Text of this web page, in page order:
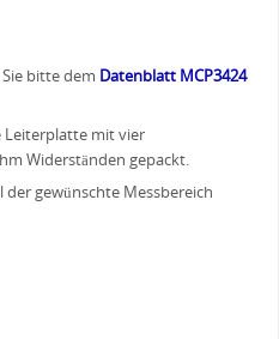
bitte dem Datenblatt MCP3424
Leiterplatte mit vier
Widerständen gepackt.
gewünschte Messbereich